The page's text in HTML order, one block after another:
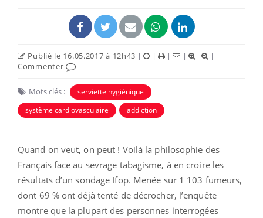
Publié le 16.05.2017 à 12h43 | | | |
|
Commenter
Mots clés :
serviette hygiénique
système cardiovasculaire
addiction
Quand on veut, on peut ! Voilà la philosophie des
Français face au sevrage tabagisme, à en croire les
résultats d’un sondage Ifop. Menée sur 1 103 fumeurs,
dont 69 % ont déjà tenté de décrocher, l’enquête
montre que la plupart des personnes interrogées